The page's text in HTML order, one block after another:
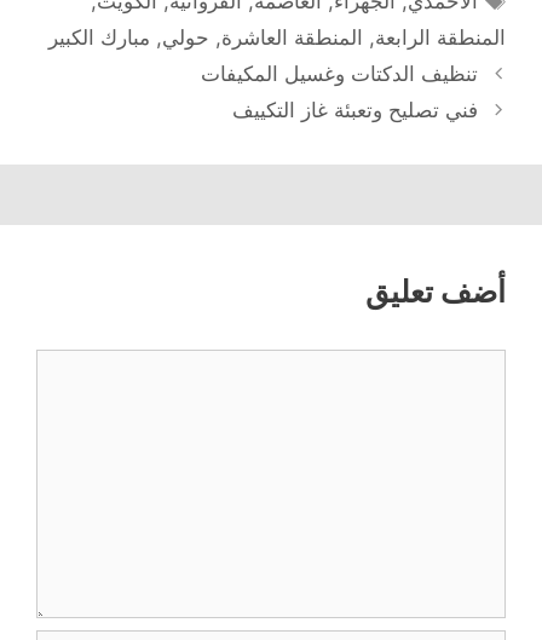
المنطقة الرابعة, المنطقة العاشرة, حولي, مبارك الكبير
تنظيف الدكتات وغسيل المكيفات
فني تصليح وتعبئة غاز التكييف
أضف تعليق